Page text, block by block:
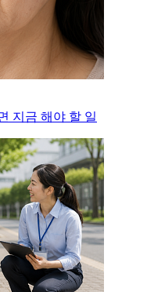
지금 해야 할 일